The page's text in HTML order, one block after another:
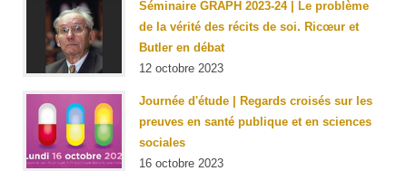
Séminaire GRAPH 2023-24 | Le problème
de la vérité des récits de soi. Ricœur et
Butler en débat
12 octobre 2023
Journée d'étude | Regards croisés sur les
preuves en santé publique et en sciences
sociales
16 octobre 2023